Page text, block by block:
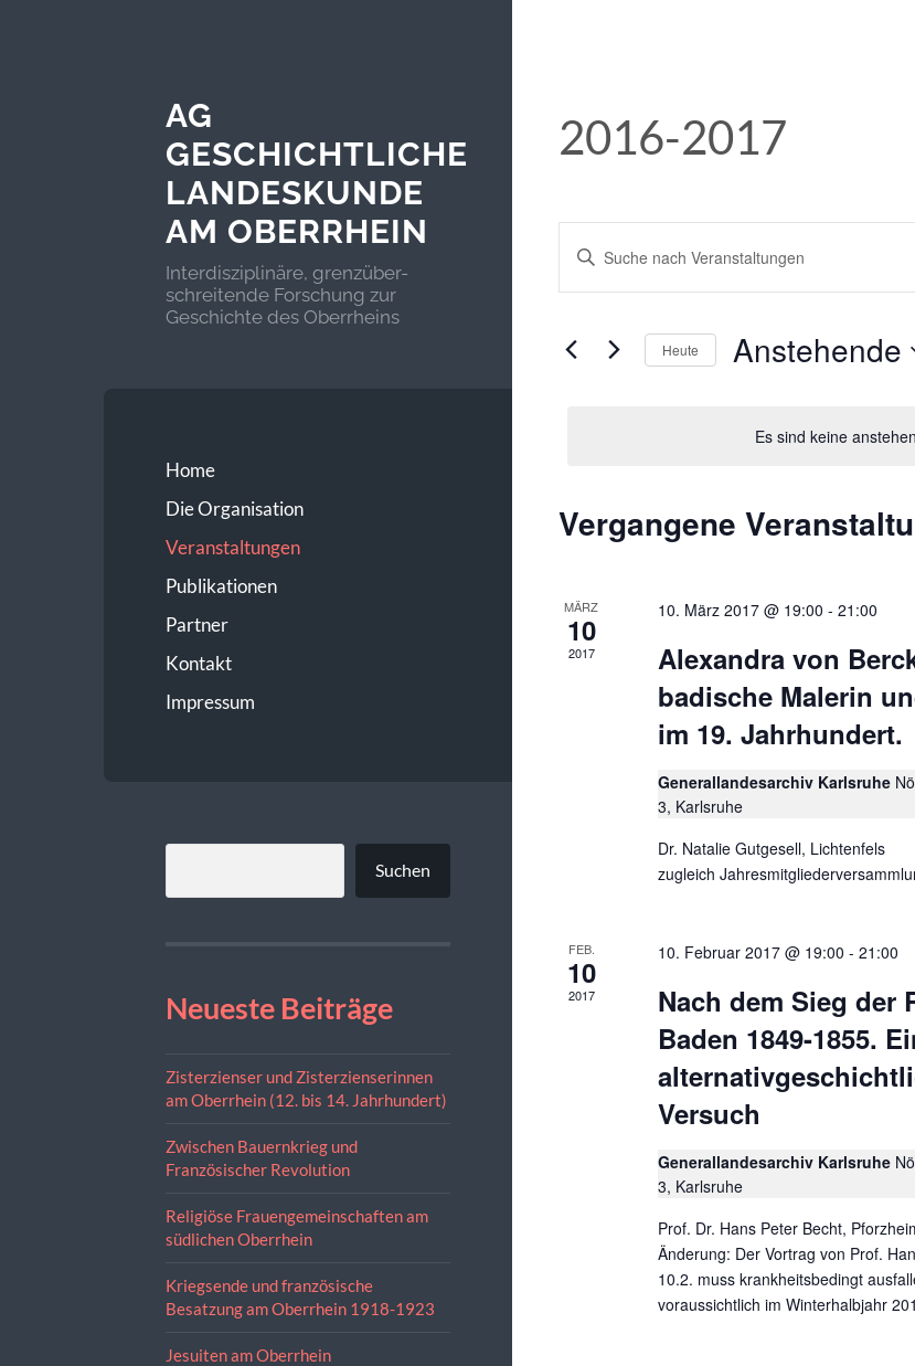
AG
GESCHICHTLICHE
LANDESKUNDE
AM OBERRHEIN
Interdisziplinäre, grenzüber-
schreitende Forschung zur
Geschichte des Oberrheins
Home
Die Organisation
Veranstaltungen
Publikationen
Partner
Kontakt
Impressum
SUCHEN
Suchen
Neueste Beiträge
Zisterzienser und Zisterzienserinnen
am Oberrhein (12. bis 14. Jahrhundert)
Zwischen Bauernkrieg und
Französischer Revolution
Religiöse Frauengemeinschaften am
südlichen Oberrhein
Kriegsende und französische
Besatzung am Oberrhein 1918-1923
Jesuiten am Oberrhein
2016-2017
Es sind keine
Veranstaltungen
Ansichten,
SCHLÜSSELWORT
SUCHE
VERANSTALTUNGEN
SCHLÜSSELWORT.
Heute Anstehende
Vergangene
MÄRZ
10
2017
10. März 2017 @ 19:00 - 21:00
Alexandra von
badische Malerin
im 19. Jahrhundert.
Generallandesarchiv Karlsruhe
3, Karlsruhe
Dr. Natalie Gutgesell, Lichtenfels
zugleich
FEB.
10
2017
10. Februar 2017 @ 19:00 - 21:00
Nach dem Sieg der
Baden 1849-1855.
Versuch
Generallandesarchiv Karlsruhe
3, Karlsruhe
Prof. Dr. Hans Peter Becht,
Änderung: Der Vortrag von Prof.
10.2. muss krankheitsbedingt
voraussichtlich im Winterhalbjahr